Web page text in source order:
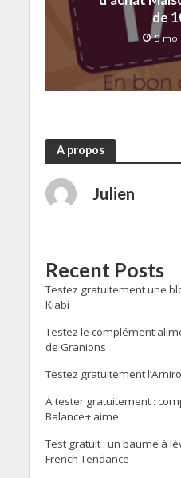
de
5
A propos
Julien
Recent Posts
Testez gratuitement une
Kiabi
Testez le complément
de Granions
Testez gratuitement
À tester gratuitement :
Balance+ aime
Test gratuit : un baume à
French Tendance